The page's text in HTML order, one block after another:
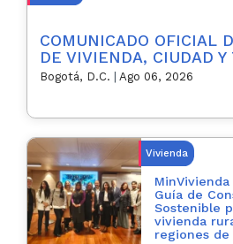
COMUNICADO OFICIAL
DE VIVIENDA, CIUDAD Y
Bogotá, D.C. Ago 06, 2026
Vivienda
Guía de
Sostenible
vivienda
regiones de